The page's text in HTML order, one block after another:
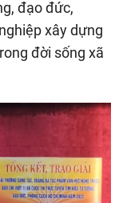
đạo đức,
xây dựng
đời sống xã